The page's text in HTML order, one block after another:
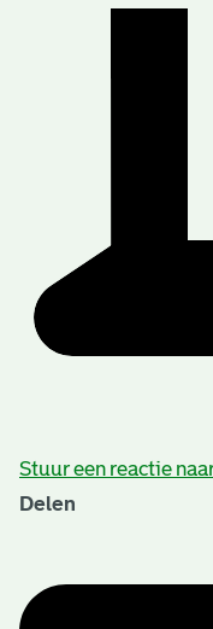
Stuur een reactie
Delen